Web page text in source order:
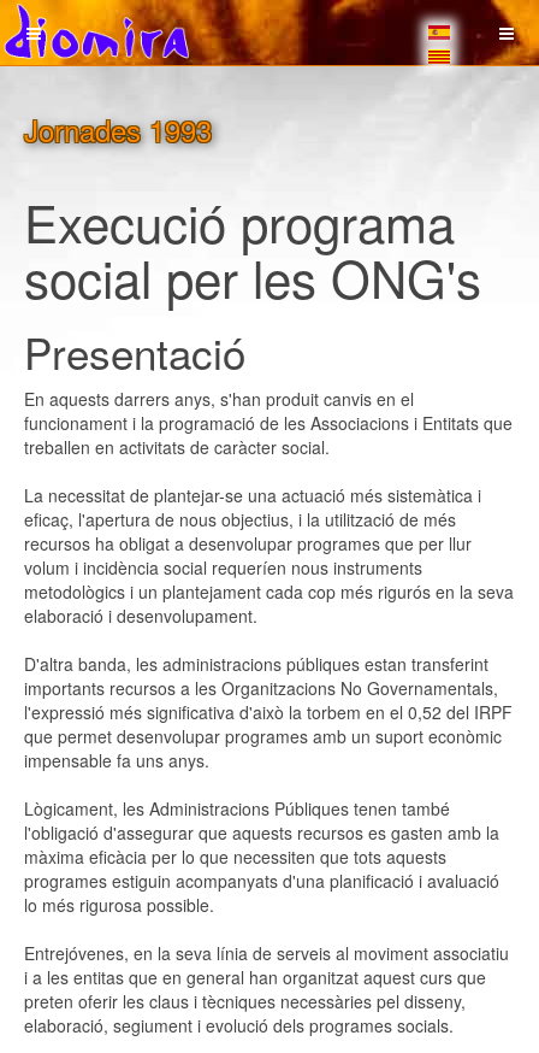
Jornades 1993
Execució programa
social per les ONG's
Presentació
En aquests darrers anys, s'han produit canvis en el
funcionament i la programació de les Associacions i Entitats que
treballen en activitats de caràcter social.
La necessitat de plantejar-se una actuació més sistemàtica i
eficaç, l'apertura de nous objectius, i la utilització de més
recursos ha obligat a desenvolupar programes que per llur
volum i incidència social requeríen nous instruments
metodològics i un plantejament cada cop més rigurós en la seva
elaboració i desenvolupament.
D'altra banda, les administracions públiques estan transferint
importants recursos a les Organitzacions No Governamentals,
l'expressió més significativa d'això la torbem en el 0,52 del IRPF
que permet desenvolupar programes amb un suport econòmic
impensable fa uns anys.
Lògicament, les Administracions Públiques tenen també
l'obligació d'assegurar que aquests recursos es gasten amb la
màxima eficàcia per lo que necessiten que tots aquests
programes estiguin acompanyats d'una planificació i avaluació
lo més rigurosa possible.
Entrejóvenes, en la seva línia de serveis al moviment associatiu
i a les entitas que en general han organitzat aquest curs que
preten oferir les claus i tècniques necessàries pel disseny,
elaboració, segiument i evolució dels programes socials.